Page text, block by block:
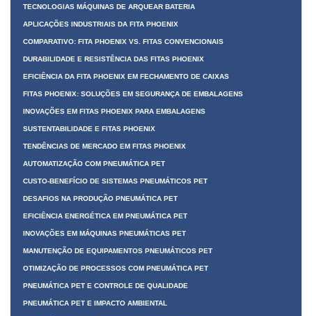
TECNOLOGIAS MÁQUINAS DE ARQUEAR BATERIA
APLICAÇÕES INDUSTRIAIS DA FITA PHOENIX
COMPARATIVO: FITA PHOENIX VS. FITAS CONVENCIONAIS
DURABILIDADE E RESISTÊNCIA DAS FITAS PHOENIX
EFICIÊNCIA DA FITA PHOENIX EM FECHAMENTO DE CAIXAS
FITAS PHOENIX: SOLUÇÕES EM SEGURANÇA DE EMBALAGENS
INOVAÇÕES EM FITAS PHOENIX PARA EMBALAGENS
SUSTENTABILIDADE E FITAS PHOENIX
TENDÊNCIAS DE MERCADO EM FITAS PHOENIX
AUTOMATIZAÇÃO COM PNEUMÁTICA PET
CUSTO-BENEFÍCIO DE SISTEMAS PNEUMÁTICOS PET
DESAFIOS NA PRODUÇÃO PNEUMÁTICA PET
EFICIÊNCIA ENERGÉTICA EM PNEUMÁTICA PET
INOVAÇÕES EM MÁQUINAS PNEUMÁTICAS PET
MANUTENÇÃO DE EQUIPAMENTOS PNEUMÁTICOS PET
OTIMIZAÇÃO DE PROCESSOS COM PNEUMÁTICA PET
PNEUMÁTICA PET E CONTROLE DE QUALIDADE
PNEUMÁTICA PET E IMPACTO AMBIENTAL